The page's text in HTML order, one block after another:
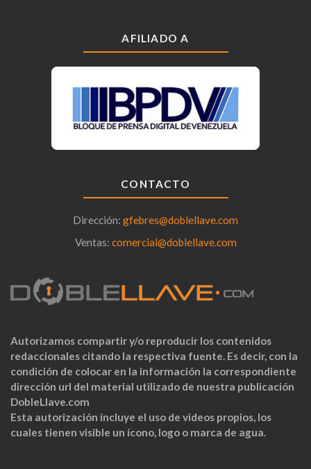
AFILIADO A
CONTACTO
Dirección: gfebres@doblellave.com
Ventas: comercial@doblellave.com
Autorizamos compartir y/o reproducir los contenidos
redaccionales citando la respectiva fuente. Es decir, con la
condición de colocar en la información la correspondiente
dirección url del material utilizado de nuestra publicación
DobleLlave.com
Esta autorización incluye el uso de videos propios, los
cuales tienen visible un ícono, logo o marca de agua.